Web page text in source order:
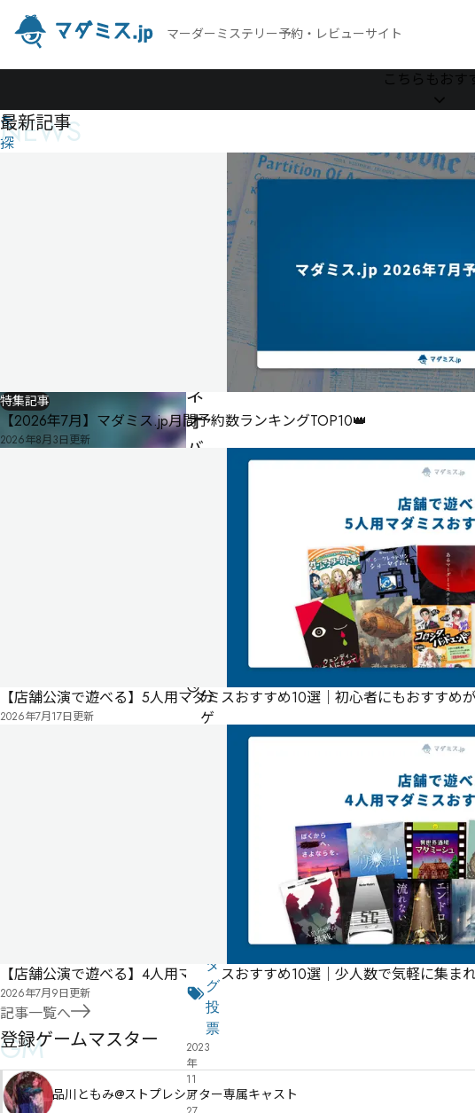
マーダーミステリー予約・レビューサイト
を
探
ネ
オ
バ
分
ゲ
ー
ジ
に
な
る
リ
ス
ト
タ
グ
投
票
2023
年
11
月
こちらもおす
NEWS
最新記事
特集記事
【2026年7月】マダミス.jp月間予約数ランキングTOP10👑
2026年8月3日更新
【店舗公演で遊べる】5人用マダミスおすすめ10選｜初心者にもおすすめ
2026年7月17日更新
【店舗公演で遊べる】4人用マダミスおすすめ10選｜少人数で気軽に集ま
2026年7月9日更新
記事一覧へ
GM
登録ゲームマスター
品川ともみ@ストプレシアター専属キャスト